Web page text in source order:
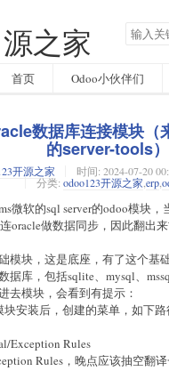
源之家 搜
索
字
首页 Odoo小伙伴们
数据库连接模块（
的server-tools）
开源之家 时间: 2024-07-20
分类: odoo123开源之家 erp
微软的sql server的odoo模块，
oracle做数据同步，因此翻出
模块，这是底座，有了这个基
据库，包括sqlite、mysql、
去模块，会看到有提示：
块安装后，创建的菜单，如下
Exception Rules
Rules，晚点应该抽空翻